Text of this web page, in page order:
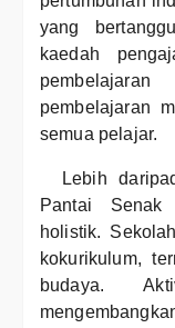
yang
kaedah
pembelajaran
semua pelajar.
Lebih
Pantai Senak
holistik.
kokurikulum,
budaya.